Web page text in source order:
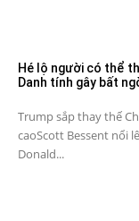
Hé lộ người có thể
Danh tính gây bất
Trump sắp thay thế
caoScott Bessent nổi
Donald...